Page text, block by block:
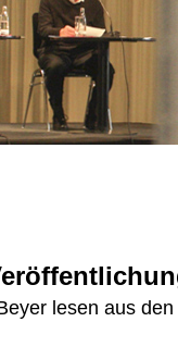
lesen aus den